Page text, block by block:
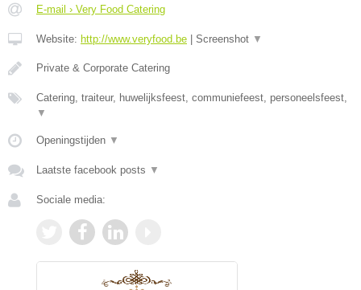
E-mail › Very Food Catering
Website: http://www.veryfood.be Screenshot ▼
Private & Corporate Catering
Catering, traiteur, huwelijksfeest, communiefeest, personeelsfeest,
▼
Openingstijden ▼
Laatste facebook posts ▼
Sociale media: